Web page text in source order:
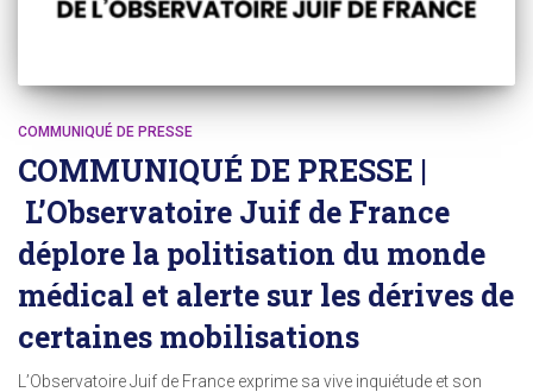
COMMUNIQUÉ DE PRESSE
COMMUNIQUÉ DE PRESSE |
L’Observatoire Juif de France
déplore la politisation du monde
médical et alerte sur les dérives de
certaines mobilisations
L’Observatoire Juif de France exprime sa vive inquiétude et son